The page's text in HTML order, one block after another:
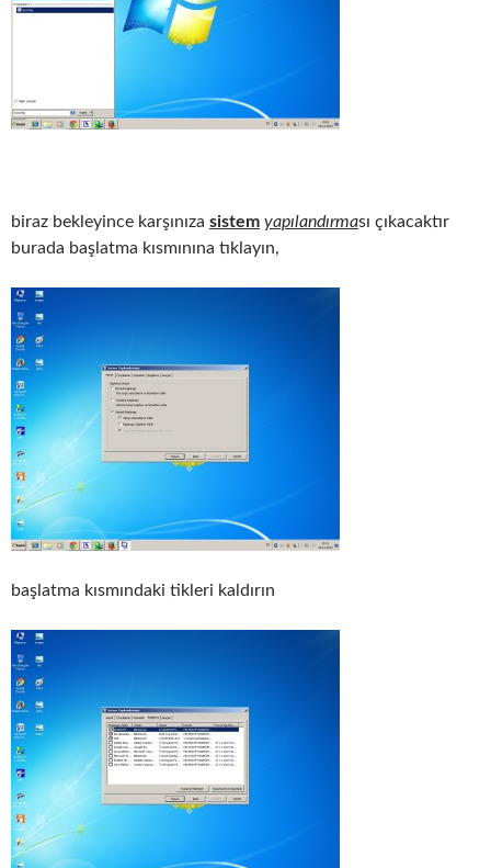
biraz bekleyince karşınıza sistem yapılandırması çıkacaktır
burada başlatma kısmınına tıklayın,
başlatma kısmındaki tikleri kaldırın